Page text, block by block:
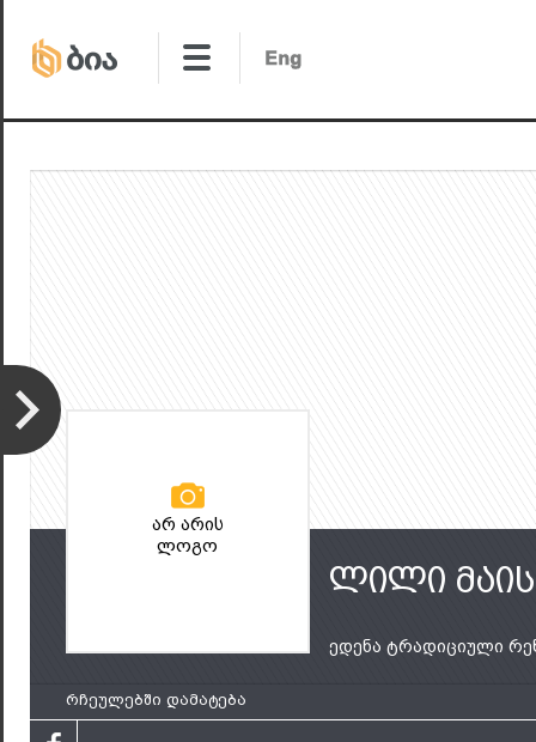
არ არის
ლოგო
ლილი
ედენა ტრადიციული
რჩეულებში დამატება